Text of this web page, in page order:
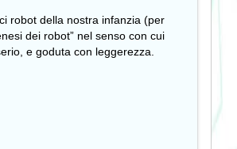
robot della nostra infanzia (per
dei robot” nel senso con cui
e goduta con leggerezza.